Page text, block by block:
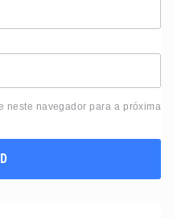
neste navegador para a próxima